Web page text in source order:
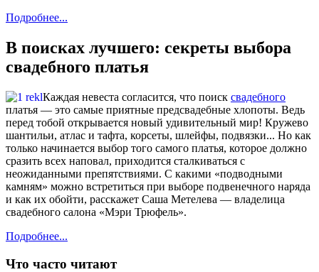
Подробнее...
В поисках лучшего: секреты выбора
свадебного платья
Каждая невеста согласится, что поиск свадебного
платья — это самые приятные предсвадебные хлопоты. Ведь
перед тобой открывается новый удивительный мир! Кружево
шантильи, атлас и тафта, корсеты, шлейфы, подвязки... Но как
только начинается выбор того самого платья, которое должно
сразить всех наповал, приходится сталкиваться с
неожиданными препятствиями. С какими «подводными
камням» можно встретиться при выборе подвенечного наряда
и как их обойти, расскажет Саша Метелева — владелица
свадебного салона «Мэри Трюфель».
Подробнее...
Что часто читают